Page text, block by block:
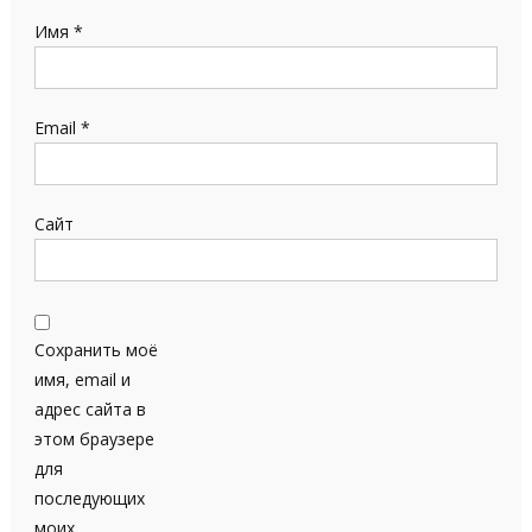
Имя *
Email *
Сайт
Сохранить моё
имя, email и
адрес сайта в
этом браузере
для
последующих